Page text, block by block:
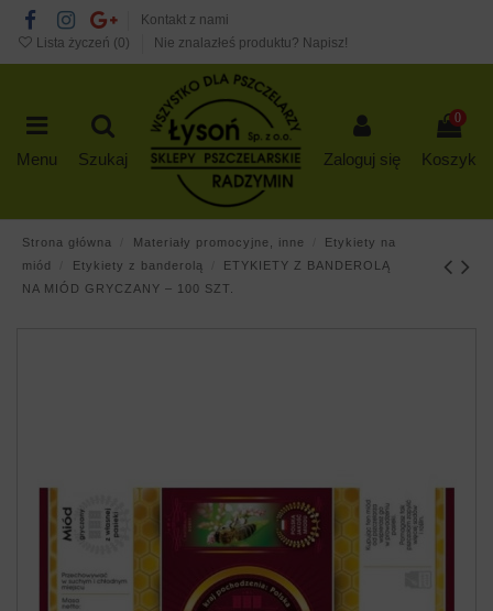
Kontakt z nami
Lista życzeń (0) Nie znalazłeś produktu? Napisz!
Menu Szukaj Zaloguj się
0
Koszyk
Strona główna Materiały promocyjne, inne
Etykiety na
miód
Etykiety z banderolą
ETYKIETY Z BANDEROLĄ
NA MIÓD GRYCZANY – 100 SZT.